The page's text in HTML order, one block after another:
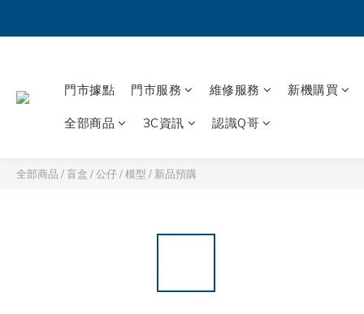
門市據點 門市服務 維修服務 新機購買
全部商品 3C資訊 認識Q哥
全部商品 /盲盒 / 公仔 / 模型 / 新品預購